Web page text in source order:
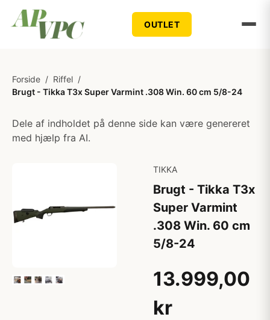
OUTLET
Forside / Riffel /
Brugt - Tikka T3x Super Varmint .308 Win. 60 cm 5/8-24
Dele af indholdet på denne side kan være genereret
med hjælp fra AI.
TIKKA
Brugt - Tikka T3x
Super Varmint
.308 Win. 60 cm
5/8-24
13.999,00
kr